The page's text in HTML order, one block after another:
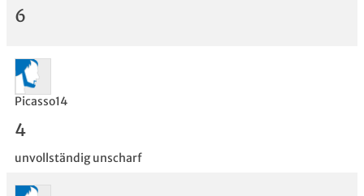
6
Picasso14
4
unvollständig unscharf